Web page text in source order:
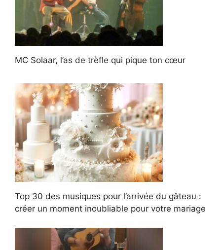
MC Solaar, l’as de trèfle qui pique ton cœur
Top 30 des musiques pour l’arrivée du gâteau :
créer un moment inoubliable pour votre mariage